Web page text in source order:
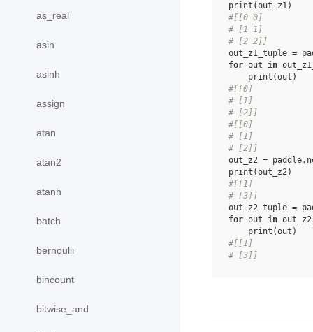
as_real
asin
asinh
assign
atan
atan2
atanh
batch
bernoulli
bincount
bitwise_and
print (out_z1)
#[[0 0]
# [1 1]
# [2 2]]
out_z1_tuple =
for out in
print (out )
#[[0]
# [1]
# [2]]
#[[0]
# [1]
# [2]]
out_z2 = paddle.
print (out_z2)
#[[1]
# [3]]
out_z2_tuple =
for out in
print (out )
#[[1]
# [3]]